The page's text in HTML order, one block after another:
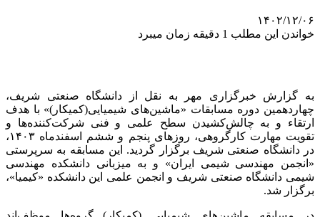
۱۴۰۲/۱۲/۰۶
خواندن این مطلب 1 دقیقه زمان میبرد
به گزارش خبرگزاری مهر به نقل از دانشگاه صنعتی شریف،
چهاردهمین دوره مسابقات «ماشین‌های شیمیایی(کمیکار)» با هدف
ارتقاء و به چالش‌کشیدن سطح علمی و فنی شرکت‌کننده‌ها و
تقویت مهارت‌ کارگروهی، روزهای پنجم و ششم اسفندماه ۱۴۰۳،
در دانشگاه صنعتی شریف برگزار گردید. این مسابقه به سرپرستی
«انجمن مهندسی شیمی ایران» و به میزبانی دانشکده مهندسی
شیمی دانشگاه صنعتی شریف و انجمن علمی این دانشکده «کیمیا»،
برگزار شد.